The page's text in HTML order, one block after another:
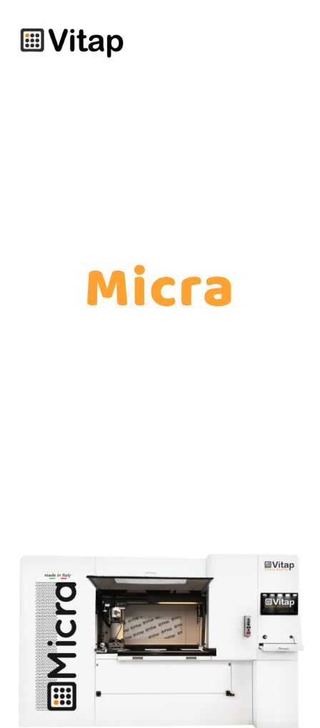
Micra